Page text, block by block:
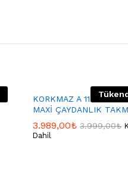
KORKMAZ A 119-04
MAXİ ÇAYDANLIK
3.989,00₺ 3.999,00₺
Dahil